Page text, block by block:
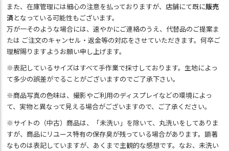
また、在庫管理には細心の注意を払っておりますが、店舗にて既に販売
済となっている可能性もございます。
万が一そのような場合には、速やかにご連絡のうえ、代替品のご提案ま
たは ご注文のキャンセル・返金等の対応をさせていただきます。何卒ご
理解賜りますようお願い申し上げます。
※表記しているサイズはすべて手作業で採寸しております。生地によっ
て多少の誤差がでることがございますのでご了承下さい。
※商品写真の色味は、撮影やご利用のディスプレイなどの環境によっ
て、実物と異なって見える場合がございますので、ご了承ください。
※サイトの（中古）商品は、「未洗い」を除いて、丸洗いをしてありま
すが、商品にリユース特有の保存臭が残っている場合があります。顕著
なものは表記していますが、あくまで主観的な感想です。なお、未洗い